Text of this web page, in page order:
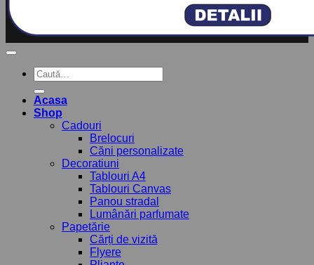
Caută
după:
Acasa
Shop
Cadouri
Brelocuri
Căni personalizate
Decoratiuni
Tablouri A4
Tablouri Canvas
Panou stradal
Lumânări parfumate
Papetărie
Cărți de vizită
Flyere